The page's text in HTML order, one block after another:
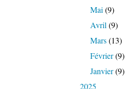
Mai (9)
Avril (9)
Mars(13)
Février(9)
Janvier(9)
2025